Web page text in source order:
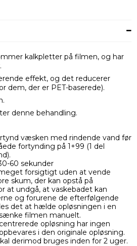
kalkpletter på filmen, og har
effekt, og det reducerer
dem, der er PET-baserede).
denne behandling.
væsken med rindende vand før
fortynding på 1+99 (1 del
60 sekunder
forsigtigt uden at vende
skum, der kan opstå på
at undgå, at vaskebadet kan
og forurene de efterfølgende
det at hælde opløsningen i en
filmen manuelt.
opløsning har ingen
i den originale opløsning.
derimod bruges inden for 2 uger.